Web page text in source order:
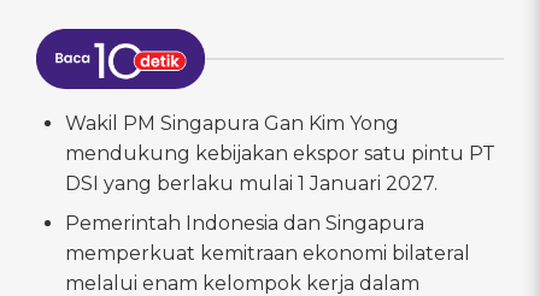
Wakil PM Singapura Gan Kim Yong
mendukung kebijakan ekspor satu pintu PT
DSI yang berlaku mulai 1 Januari 2027.
Pemerintah Indonesia dan Singapura
memperkuat kemitraan ekonomi bilateral
melalui enam kelompok kerja dalam